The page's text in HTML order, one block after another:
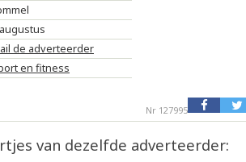
de adverteerder
en fitness
Nr 127995
van dezelfde adverteerder: